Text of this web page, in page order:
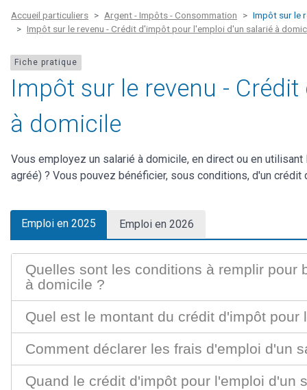
Accueil particuliers Argent - Impôts - Consommation
Impôt sur le
Impôt sur le revenu - Crédit d'impôt pour l'emploi d'un salarié à
Fiche pratique
Impôt sur le revenu -
à domicile
Vous employez un salarié à domicile, en direct ou en
agréé) ? Vous pouvez bénéficier, sous conditions, d'un
Emploi en 2025 Emploi en 2026
Quelles sont les conditions à remplir
à domicile ?
Quel est le montant du crédit d'impôt
Comment déclarer les frais d'emploi d'un
Quand le crédit d'impôt pour l'emploi d'un